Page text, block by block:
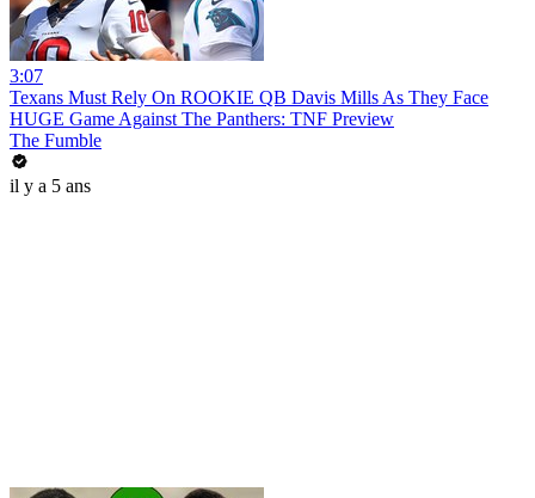
3:07
Texans Must Rely On ROOKIE QB Davis Mills As They Face
HUGE Game Against The Panthers: TNF Preview
The Fumble
il y a 5 ans